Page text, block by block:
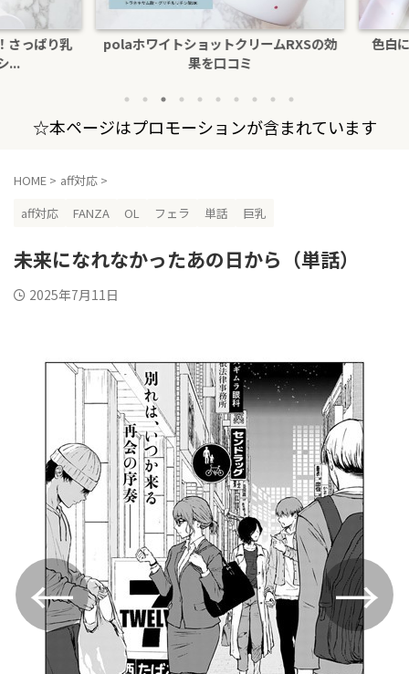
っぱり乳
polaホワイトショットクリームRXSの効
果を口コミ
色白に
☆本ページはプロモーションが含まれています
HOME > aff対応 >
aff対応
FANZA OL フェラ 単話 巨乳
未来になれなかったあの日から（単話）
2025年7月11日